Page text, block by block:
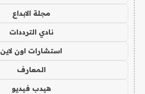
مجلة الابداع
نادي الترددات
استشارات اون لاين
المعارف
هيدب فيديو